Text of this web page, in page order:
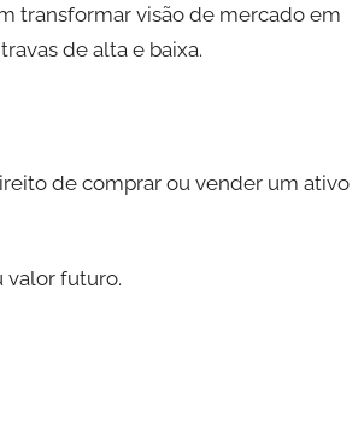
transformar visão de mercado em
de alta e baixa.
de comprar ou vender um ativo
valor futuro.